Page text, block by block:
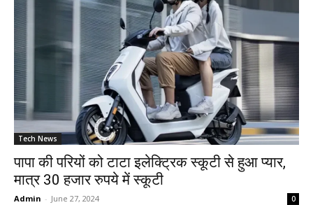
Tech News
पापा की परियों को टाटा इलेक्ट्रिक स्कूटी से हुआ प्यार,
मात्र 30 हजार रुपये में स्कूटी
Admin - June 27, 2024 0